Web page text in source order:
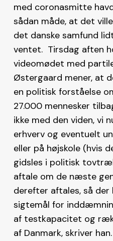
med coronasmitte
sådan måde, at det
det danske samfund
ventet. Tirsdag aften
videomødet med
Østergaard mener, at
en politisk forståelse
27.000 mennesker
ikke med den viden, vi
erhverv og eventuelt
eller på højskole (hvis
gidsles i politisk
aftale om de næste
derefter aftales, så der
sigtemål for
af testkapacitet og
af Danmark, skriver